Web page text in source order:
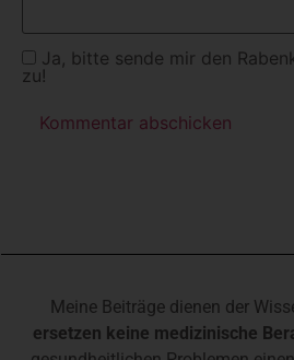
Ja, bitte sende mir den
zu!
Meine Beiträge dienen der
ersetzen keine medizinische